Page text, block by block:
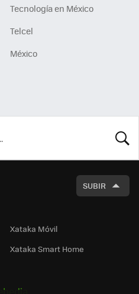
Tecnología en México
Telcel
México
SUBIR
Xataka Móvil
Xataka Smart Home